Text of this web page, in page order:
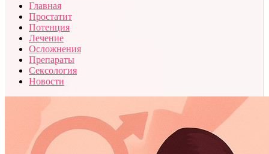
Главная
Простатит
Потенция
Лечение
Осложнения
Препараты
Сексология
Новости